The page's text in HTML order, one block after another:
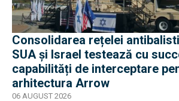
Consolidarea rețelei
SUA și Israel testează cu
capabilități de interceptare
arhitectura Arrow
06 AUGUST 2026